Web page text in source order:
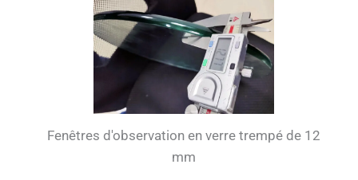
Fenêtres d'observation en verre trempé de 12
mm